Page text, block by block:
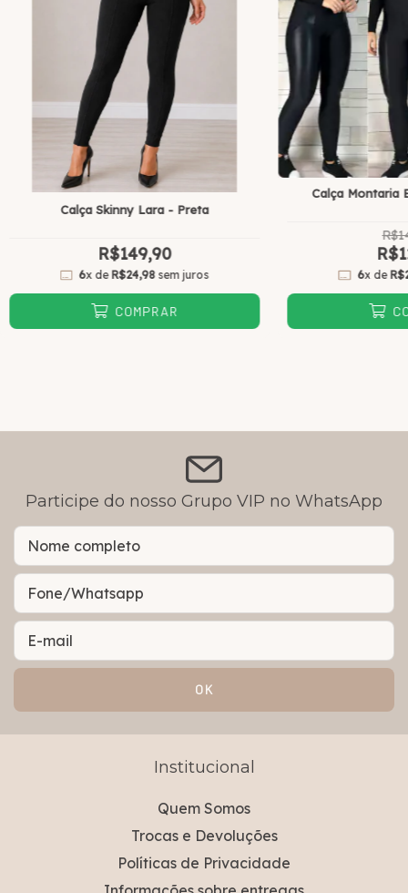
Calça Skinny Lara - Preta
R$149,90
6x de R$24,98sem juros
COMPRAR
Calça Montaria
6x de
Participe do nosso Grupo VIP no WhatsApp
Institucional
Quem Somos
Trocas e Devoluções
Políticas de Privacidade